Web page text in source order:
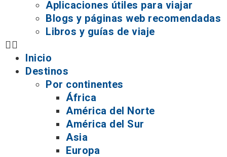
Aplicaciones útiles para viajar
Blogs y páginas web recomendadas
Libros y guías de viaje
Inicio
Destinos
Por continentes
África
América del Norte
América del Sur
Asia
Europa